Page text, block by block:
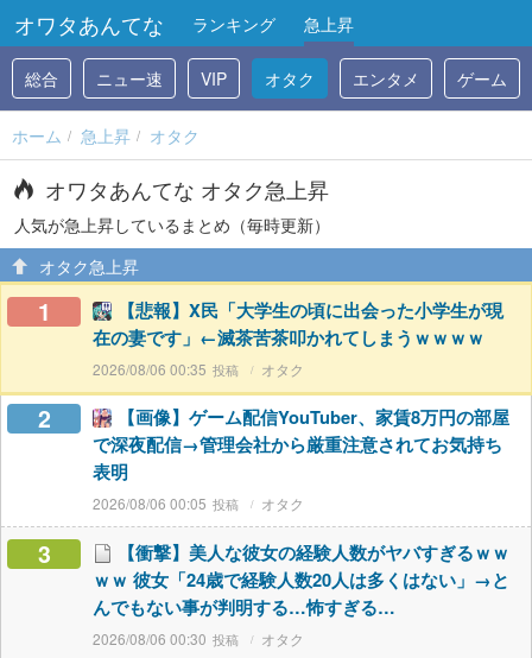
オワタあんてな ランキング 急上昇
総合 ニュー速 VIP オタク エンタメ ゲーム
ホーム 急上昇 オタク
オワタあんてな オタク急上昇
人気が急上昇しているまとめ（毎時更新）
オタク急上昇
1
【悲報】X民「大学生の頃に出会った小学生が現
在の妻です」←滅茶苦茶叩かれてしまうｗｗｗｗ
2026/08/06 00:35 オタク
2
【画像】ゲーム配信YouTuber、家賃8万円の部屋
で深夜配信→管理会社から厳重注意されてお気持ち
表明
2026/08/06 00:05 オタク
3
【衝撃】美人な彼女の経験人数がヤバすぎるｗｗ
ｗｗ 彼女「24歳で経験人数20人は多くはない」→と
んでもない事が判明する…怖すぎる…
2026/08/06 00:30 オタク